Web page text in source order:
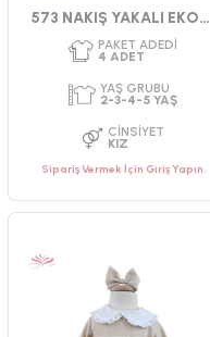
YAŞ GRUBU
2-3-4-5 YAŞ
KIZ
573 NAKIŞ YAKALI EKOSELİ ELBİSE
Sipariş Vermek İçin Giriş Yapın.